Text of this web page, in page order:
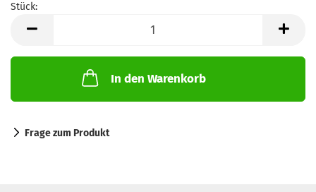
Stück:
In den Warenkorb
Frage zum Produkt